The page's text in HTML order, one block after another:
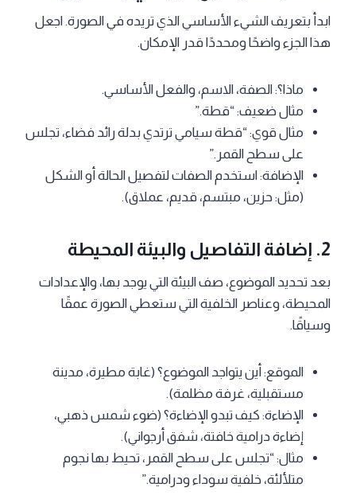
ابدأ بتعريف الشيء الأساسي الذي تريده في الصورة. اجعل
هذا الجزء واضحًا ومحددًا قدر الإمكان.
ماذا؟: الصفة، الاسم، والفعل الأساسي.
مثال ضعيف: “قطة.”
مثال قوي: “قطة سيامي ترتدي بدلة رائد فضاء، تجلس
على سطح القمر.”
الإضافة: استخدم الصفات لتفصيل الحالة أو الشكل
(مثل: حزين، مبتسم، قديم، عملاق).
2. إضافة التفاصيل والبيئة المحيطة
بعد تحديد الموضوع، صف البيئة التي يوجد بها، والإعدادات
المحيطة، وعناصر الخلفية التي ستعطي الصورة عمقًا
وسياقًا.
الموقع: أين يتواجد الموضوع؟ (غابة مطيرة، مدينة
مستقبلية، غرفة مظلمة).
الإضاءة: كيف تبدو الإضاءة؟ (ضوء شمس ذهبي،
إضاءة درامية خافتة، شفق أرجواني).
مثال: “تجلس على سطح القمر، تحيط بها نجوم
متلألئة، خلفية سوداء ودرامية.”